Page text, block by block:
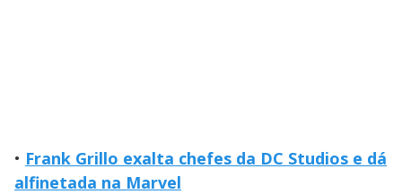
• Frank Grillo exalta chefes da DC Studios e dá
alfinetada na Marvel